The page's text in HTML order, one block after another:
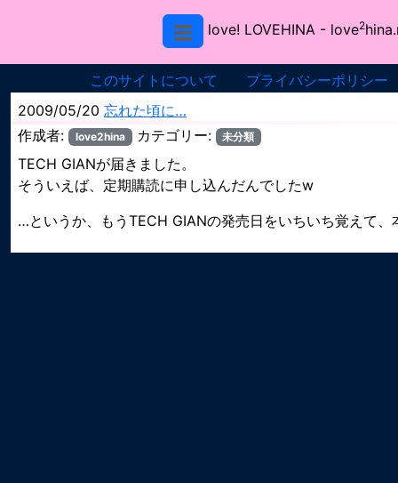
love! LOVEHINA - love2
このサイトについて
プライバシーポリシー
2009/05/20 忘れた頃に…
作成者:
love2hina カテゴリー: 未分類
TECH GIANが届きました。
そういえば、定期購読に申し込んだんでしたw
…というか、もうTECH GIANの発売日をいちいち覚えて